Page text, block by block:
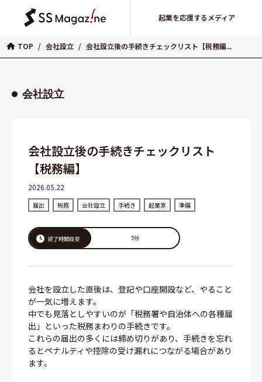
起業を応援するメディア
TOP / 会社設立 / 会社設立後の手続きチェックリスト【税務編...
会社設立
会社設立後の手続きチェックリスト
【税務編】
2026.05.22
届出 税務 会社設立 手続き 起業家 準備
読了時間目安 5分
会社を設立した直後は、登記や口座開設など、やること
が一気に増えます。
中でも見落としやすいのが「税務署や自治体への各種届
出」といった税務まわりの手続きです。
これらの届出の多くには締め切りがあり、手続きを忘れ
るとペナルティや控除の受け漏れにつながる場合があり
ます。